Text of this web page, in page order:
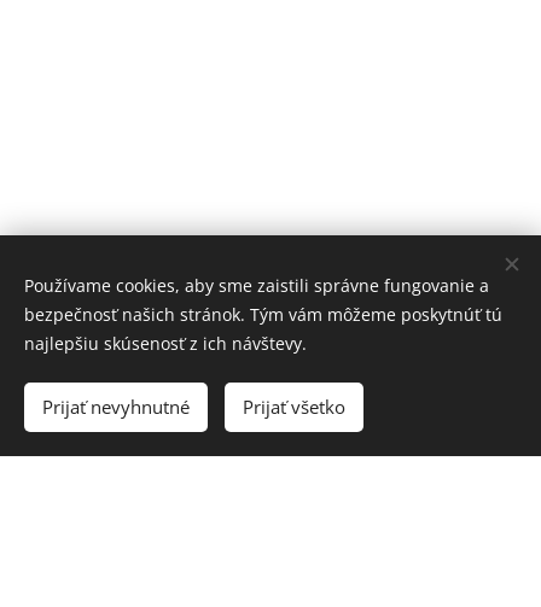
Používame cookies, aby sme zaistili správne fungovanie a
bezpečnosť našich stránok. Tým vám môžeme poskytnúť tú
najlepšiu skúsenosť z ich návštevy.
Prijať nevyhnutné Prijať všetko